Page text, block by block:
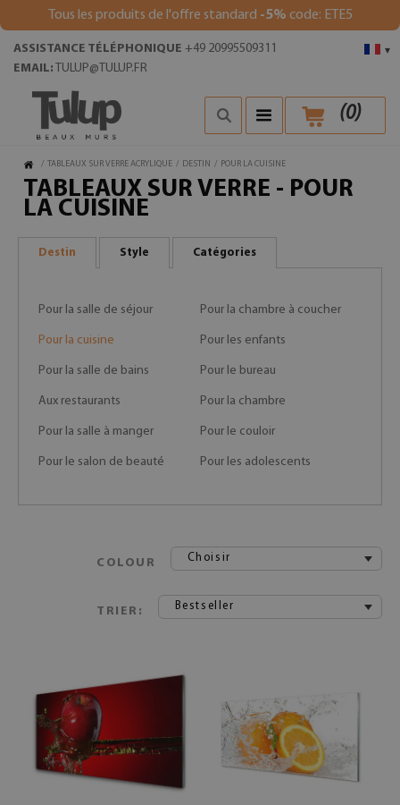
Tous les produits de l'offre standard -5% code: ETE5
▾
ASSISTANCE TÉLÉPHONIQUE +49 20995509311
EMAIL: TULUP@TULUP.FR
(0)
/ TABLEAUX SUR VERRE ACRYLIQUE / DESTIN / POUR LA CUISINE
TABLEAUX SUR VERRE - POUR
LA CUISINE
Destin Style Catégories
Pour la salle de séjour Pour la chambre à coucher
Pour la cuisine Pour les enfants
Pour la salle de bains Pour le bureau
Aux restaurants Pour la chambre
Pour la salle à manger Pour le couloir
Pour le salon de beauté Pour les adolescents
COLOUR Choisir
TRIER: Bestseller